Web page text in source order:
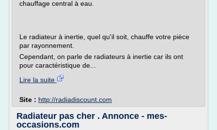
chauffage central à eau.
Le radiateur à inertie, quel qu'il soit, chauffe votre pièce
par rayonnement.
Cependant, on parle de radiateurs à inertie car ils ont
pour caractéristique de...
Lire la suite
Site : http://radiadiscount.com
Radiateur pas cher . Annonce - mes-
occasions.com